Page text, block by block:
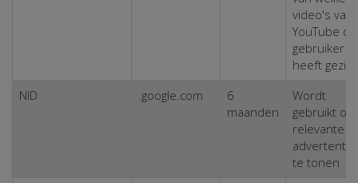
video's van
YouTube de
gebruiker
heeft
NID
.google.com
6
maanden
Wordt
gebruikt om
relevante
te tonen